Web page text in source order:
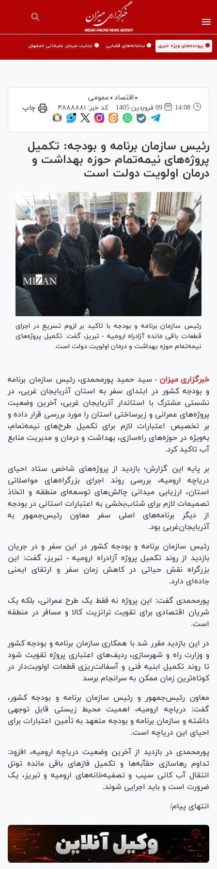
🟡 پرونده‌های ویژه خبری 🟡 سامانه‌های قضایی 🟡 جنایت میدان علیخانی اصفهان
اقتصاد
عمومی
14:08
09 فروردين 1405 کد خبر: ۴۸۸۸۸۸۱ چاپ
رئیس سازمان برنامه و بودجه: تکمیل
پروژه‌های نیمه‌تمام حوزه بهداشت و
درمان اولویت دولت است
رئیس سازمان برنامه و بودجه با تاکید بر لزوم تسریع در اجرای
قطعات باقی مانده آزادراه ارومیه - تبریز، گفت: تکمیل پروژه‌های
نیمه‌تمام حوزه بهداشت و درمان اولویت دولت است.
خبرگزاری میزان - سید حمید پورمحمدی، رئیس سازمان برنامه
و بودجه کشور در ابتدای سفر به استان آذربایجان غربی، در
نشستی مشترک با استاندار آذربایجان غربی، آخرین وضعیت
پروژه‌های عمرانی و زیرساختی استان را مورد بررسی قرار داده و
بر تخصیص اعتبارات لازم برای تکمیل طرح‌های نیمه‌تمام،
به‌ویژه در حوزه‌های راه‌سازی، بهداشت و درمان و مدیریت منابع
آب تاکید کرد.
بر پایه این گزارش؛ بازدید از پروژه‌های شاخص ستاد احیای
دریاچه ارومیه، بررسی روند اجرای بزرگراه‌های مواصلاتی
استان، ارزیابی میدانی چالش‌های توسعه‌ای منطقه و اتخاذ
تصمیمات لازم برای شتاب‌بخشی به اعتبارات استانی در بودجه
از دیگر برنامه‌های اصلی سفر معاون رئیس‌جمهور به
آذربایجان‌غربی بود.
رئیس سازمان برنامه و بودجه کشور در این سفر و در جریان
بازدید از روند تکمیل پروژه آزادراه ارومیه - تبریز، گفت: این
بزرگراه نقش حیاتی در کاهش زمان سفر و ارتقای ایمنی
جاده‌ای دارد.
پورمحمدی گفت: این پروژه نه فقط یک طرح عمرانی، بلکه یک
شریان اقتصادی برای تقویت ترانزیت کالا و مسافر در منطقه
است.
در این بازدید مقرر شد با همکاری سازمان برنامه و بودجه کشور
و وزارت راه و شهرسازی، ردیف‌های اعتباری پروژه تقویت شود
تا روند تکمیل ابنیه فنی و آسفالت‌ریزی قطعات اولویت‌دار در
کوتاه‌ترین زمان ممکن به سرانجام برسد
معاون رئیس‌جمهور و رئیس سازمان برنامه و بودجه کشور،
گفت: دریاچه ارومیه، اهمیت محیط زیستی قابل توجهی
داشته و سازمان برنامه و بودجه متعهد به تأمین اعتبارات برای
احیای این دریاچه است.
پورمحمدی در بازدید از آخرین وضعیت دریاچه ارومیه، افزود:
تداوم رهاسازی حقآبه‌ها و تکمیل فاز‌های باقی مانده تونل
انتقال آب کانی سیب و تصفیه‌خانه‌های ارومیه و تبریز، یک
ضرورت است و باید اجرایی شوند.
انتهای پیام/